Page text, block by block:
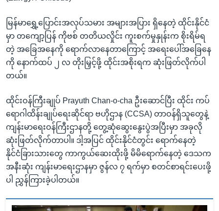
ကျော်
ရန်
မြန်မာရွှေ့ပြောင်းအလုပ်သမား အများအပြား ရှိနေတဲ့ ထိုင်းနိုင်ငံ
မှာ တကျော့ပြန် ကိုဗစ် တတိယလှိုင်း ကူးစက်မှုနှုန်းက စိုးရိမ်ရ
တဲ့ အခြေအနေကို ရောက်လာနေတာကြောင့် အရေးပေါ်အခြေနေ
ကို နောက်ထပ် ၂ လ တိုးမြှင့်ဖို့ ထိုင်းအစိုးရက ဆုံးဖြတ်လိုက်ပါ
တယ်။
ထိုင်းဝန်ကြီးချုပ် Prayuth Chan-o-cha ဦးဆောင်ပြီး ထိုင်း ကပ်
ရောဂါထိန်းချုပ်ရေးဆိုင်ရာ ဗဟိုဌာန (CCSA) တာဝန်ရှိသူတွေနဲ့
ကျန်းမာရေးဝန်ကြီးဌာနတို့ တွေ့ဆုံဆွေးနွေးပွဲအပြီးမှာ အခုလို
ဆုံးဖြတ်လိုက်တာပါ။ ဒါ့အပြင် ထိုင်းနိုင်ငံတွင်း ရောက်နေတဲ့
နိုင်ငံခြားသားတွေ ကာကွယ်ဆေးထိုးဖို့ မိမိရောက်နေတဲ့ ဒေသက
အနီးဆုံး ကျန်းမာရေးဌာနမှာ ဇွန်လ ၇ ရက်မှာ စတင်စာရင်းပေးဖို့
ပါ ညွှန်ကြားခဲ့ပါတယ်။